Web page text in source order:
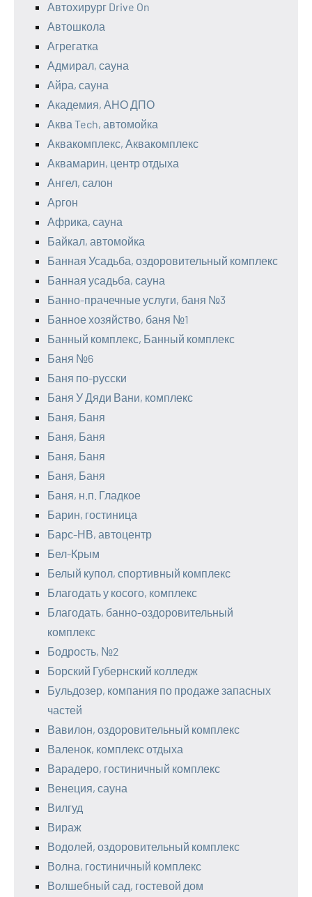
Автохирург Drive On
Автошкола
Агрегатка
Адмирал, сауна
Айра, сауна
Академия, АНО ДПО
Аква Tech, автомойка
Аквакомплекс, Аквакомплекс
Аквамарин, центр отдыха
Ангел, салон
Аргон
Африка, сауна
Байкал, автомойка
Банная Усадьба, оздоровительный комплекс
Банная усадьба, сауна
Банно-прачечные услуги, баня №3
Банное хозяйство, баня №1
Банный комплекс, Банный комплекс
Баня №6
Баня по-русски
Баня У Дяди Вани, комплекс
Баня, Баня
Баня, Баня
Баня, Баня
Баня, Баня
Баня, н.п. Гладкое
Барин, гостиница
Барс-НВ, автоцентр
Бел-Крым
Белый купол, спортивный комплекс
Благодать у косого, комплекс
Благодать, банно-оздоровительный
комплекс
Бодрость, №2
Борский Губернский колледж
Бульдозер, компания по продаже запасных
частей
Вавилон, оздоровительный комплекс
Валенок, комплекс отдыха
Варадеро, гостиничный комплекс
Венеция, сауна
Вилгуд
Вираж
Водолей, оздоровительный комплекс
Волна, гостиничный комплекс
Волшебный сад, гостевой дом